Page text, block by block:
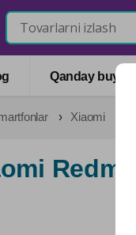
Qanday
Xiaomi
Redmi